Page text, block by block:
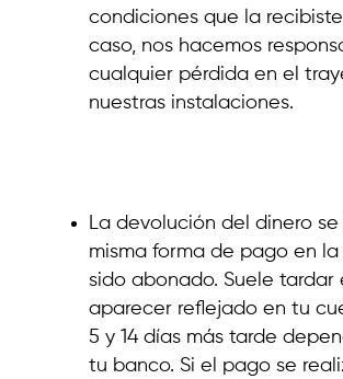
condiciones que la
caso, nos hacemos
cualquier pérdida en el
nuestras instalaciones.
La devolución del dinero
misma forma de pago en
sido abonado. Suele tardar
aparecer reflejado en tu
5 y 14 días más tarde
tu banco. Si el pago se